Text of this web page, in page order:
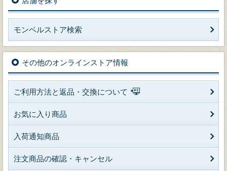
モンベルストア検索
その他のオンラインストア情報
ご利用方法と返品・交換について
お気に入り商品
入荷通知商品
注文商品の確認・キャンセル